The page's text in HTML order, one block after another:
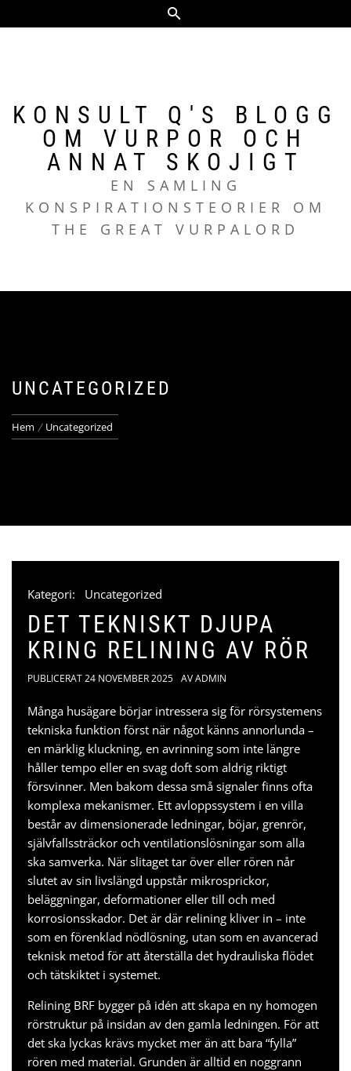
till
KONSULT Q'S BLOGG
OM VURPOR OCH
ANNAT SKOJIGT
EN SAMLING
KONSPIRATIONSTEORIER OM
THE GREAT VURPALORD
UNCATEGORIZED
Hem Uncategorized
Kategori: Uncategorized
DET TEKNISKT DJUPA
KRING RELINING AV RÖR
PUBLICERAT24 NOVEMBER 2025 AVADMIN
Många husägare börjar intressera sig för rörsystemens
tekniska funktion först när något känns annorlunda –
en märklig kluckning, en avrinning som inte längre
håller tempo eller en svag doft som aldrig riktigt
försvinner. Men bakom dessa små signaler finns ofta
komplexa mekanismer. Ett avloppssystem i en villa
består av dimensionerade ledningar, böjar, grenrör,
självfallssträckor och ventilationslösningar som alla
ska samverka. När slitaget tar över eller rören når
slutet av sin livslängd uppstår mikrosprickor,
beläggningar, deformationer eller till och med
korrosionsskador. Det är där relining kliver in – inte
som en förenklad nödlösning, utan som en avancerad
teknisk metod för att återställa det hydrauliska flödet
och tätskiktet i systemet.
Relining BRF bygger på idén att skapa en ny homogen
rörstruktur på insidan av den gamla ledningen. För att
det ska lyckas krävs mycket mer än att bara “fylla”
rören med material. Grunden är alltid en noggrann